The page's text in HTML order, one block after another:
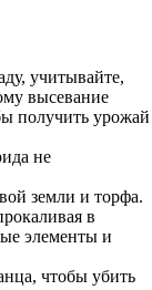
учитывайте,
высевание
получить урожай
не
земли и торфа.
в
элементы и
чтобы убить